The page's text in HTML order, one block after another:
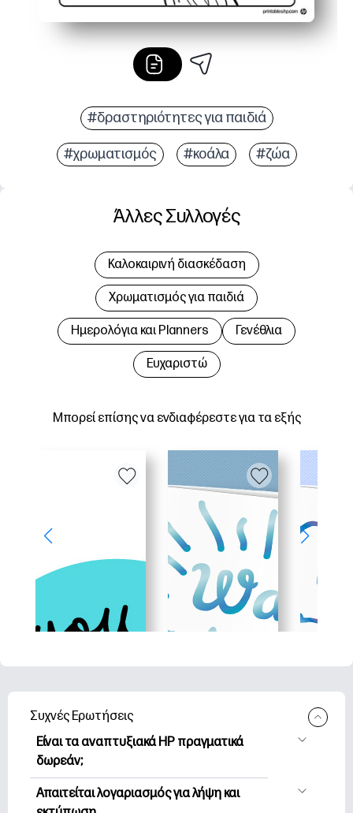
#δραστηριότητες για παιδιά
#χρωματισμός #κοάλα #ζώα
Μπορεί επίσης να ενδιαφέρεστε για τα εξής
Άλλες Συλλογές
Καλοκαιρινή διασκέδαση
Χρωματισμός για παιδιά
Hμερολόγια και Planners Γενέθλια
Ευχαριστώ
Συχνές Ερωτήσεις
Είναι τα αναπτυξιακά HP πραγματικά
δωρεάν;
Η HP Printables προσφέρει 2,500+
δωρεάν εκτυπώσιμα για λήψη και
Απαιτείται λογαριασμός για λήψη και